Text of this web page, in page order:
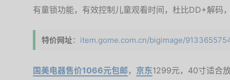
有童锁功能，有效控制儿童观看时间，杜比DD+解码
特价网址： item.gome.com.cn/bigimage/
国美电器售价1066元包邮 ， 京东1299元，40寸适合